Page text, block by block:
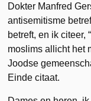
Dokter Manfred
antisemitisme
betreft, en ik citeer,
moslims allicht het
Joodse
Einde citaat.